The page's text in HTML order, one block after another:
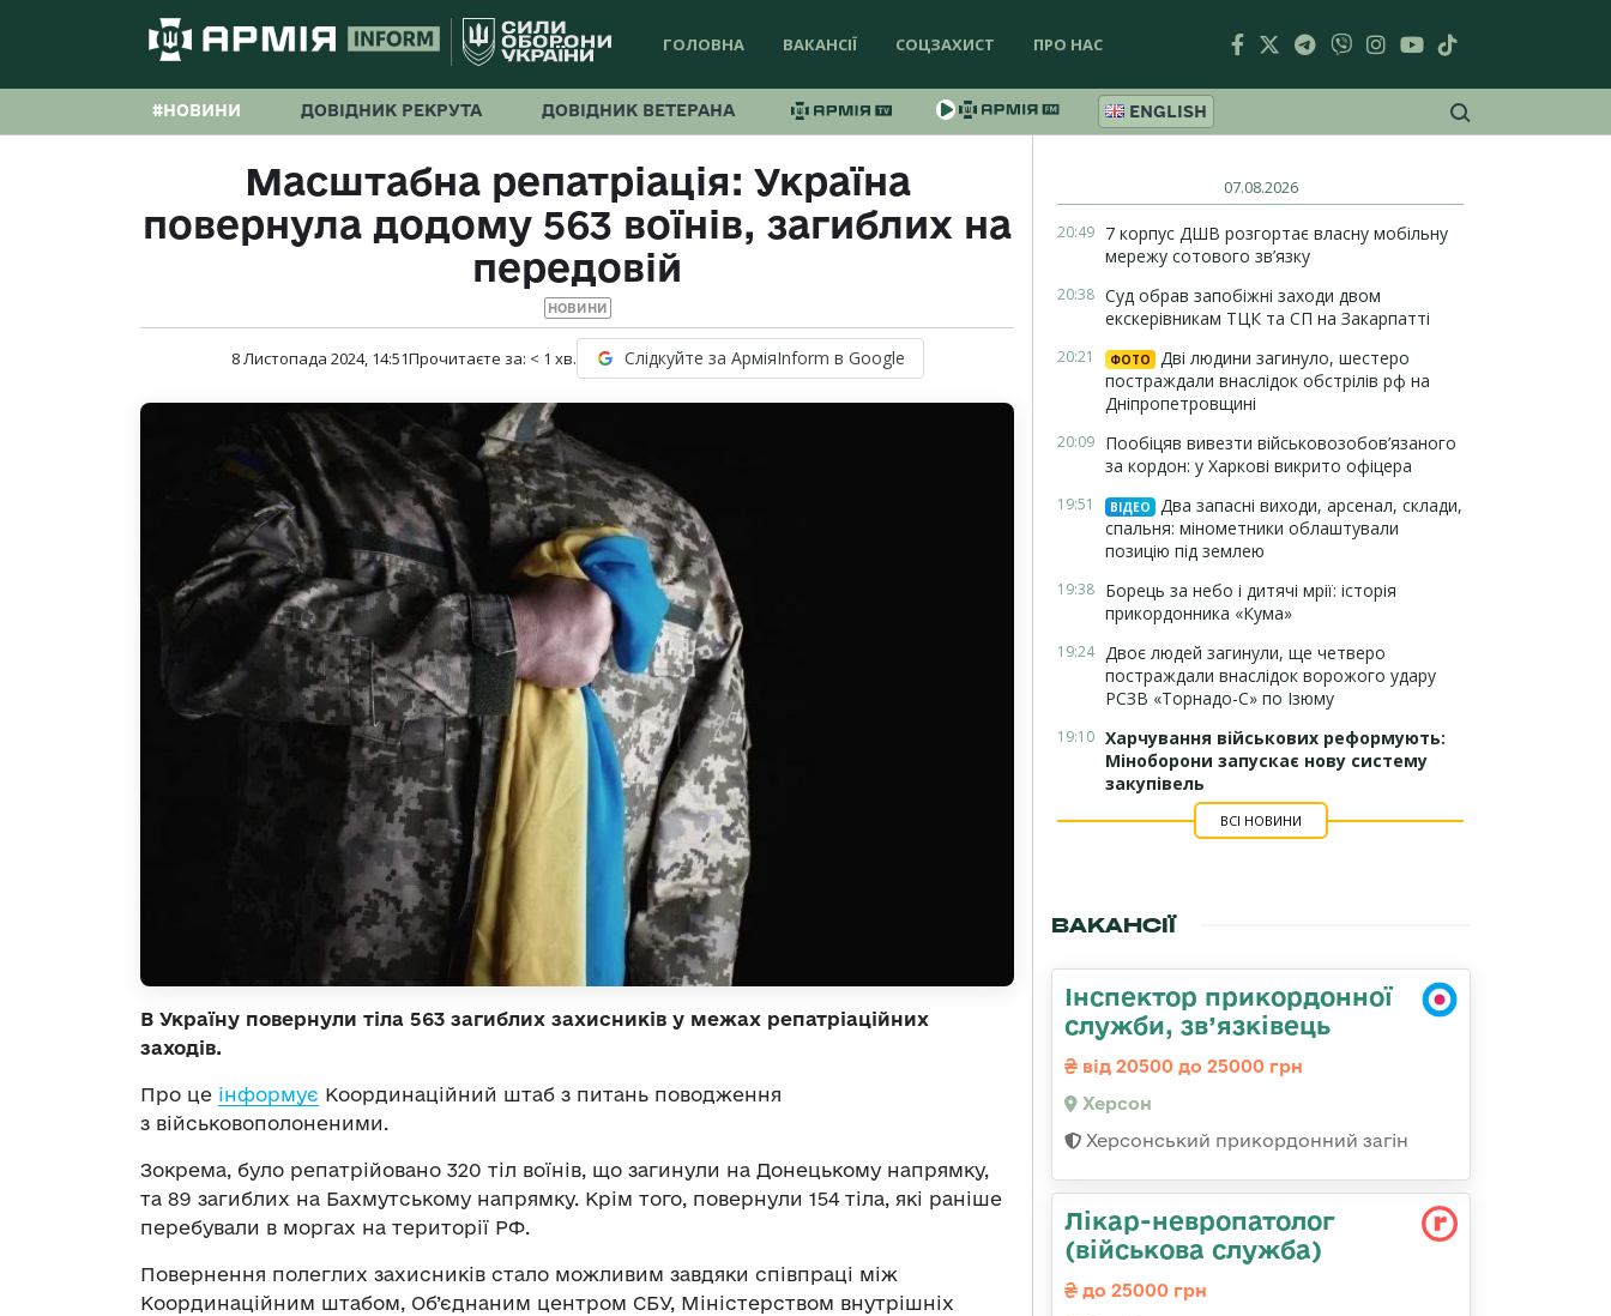
ГОЛОВНА ВАКАНСІЇ СОЦЗАХИСТ ПРО НАС
#НОВИНИ ДОВІДНИК РЕКРУТА ДОВІДНИК ВЕТЕРАНА ENGLISH
Масштабна репатріація: Україна
повернула додому 563 воїнів, загиблих на
передовій
НОВИНИ
8 Листопада 2024, 14:51Прочитаєте за: < 1 хв. Слідкуйте за АрміяInform в Google
В Україну повернули тіла 563 загиблих захисників у межах репатріаційних
заходів.
Про це інформує Координаційний штаб з питань поводження
з військовополоненими.
Зокрема, було репатрійовано 320 тіл воїнів, що загинули на Донецькому напрямку,
та 89 загиблих на Бахмутському напрямку. Крім того, повернули 154 тіла, які раніше
перебували в моргах на території РФ.
Повернення полеглих захисників стало можливим завдяки співпраці між
Координаційним штабом, Об’єднаним центром СБУ, Міністерством внутрішніх
07.08.2026
20:49 7 корпус ДШВ розгортає власну мобільну
мережу сотового зв’язку
20:38 Суд обрав запобіжні заходи двом
екскерівникам ТЦК та СП на Закарпатті
20:21 ФОТО
Дві людини загинуло, шестеро
постраждали внаслідок обстрілів рф на
Дніпропетровщині
20:09 Пообіцяв вивезти військовозобов’язаного
за кордон: у Харкові викрито офіцера
19:51 ВІДЕО
Два запасні виходи, арсенал, склади,
спальня: мінометники облаштували
позицію під землею
19:38 Борець за небо і дитячі мрії: історія
прикордонника «Кума»
19:24 Двоє людей загинули, ще четверо
постраждали внаслідок ворожого удару
РСЗВ «Торнадо-С» по Ізюму
19:10 Харчування військових реформують:
Міноборони запускає нову систему
закупівель
ВСІ НОВИНИ
ВАКАНСІЇ
Інспектор прикордонної
служби, зв’язківець
від 20500 до 25000 грн
Херсон
Херсонський прикордонний загін
Лікар-невропатолог
(військова служба)
до 25000 грн